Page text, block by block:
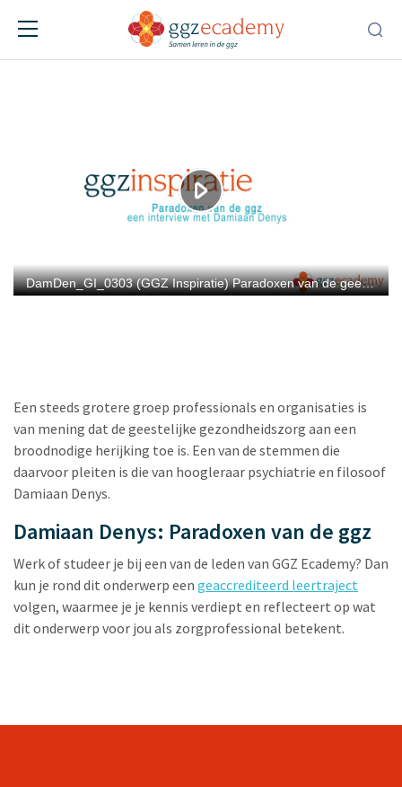
Damiaan Denys: Paradoxen van de ggz
Een steeds grotere groep professionals en organisaties is
van mening dat de geestelijke gezondheidszorg aan een
broodnodige herijking toe is. Een van de stemmen die
daarvoor pleiten is die van hoogleraar psychiatrie en filosoof
Damiaan Denys.
Damiaan Denys: Paradoxen van de ggz
Werk of studeer je bij een van de leden van GGZ Ecademy? Dan
kun je rond dit onderwerp een geaccrediteerd leertraject
volgen, waarmee je je kennis verdiept en reflecteert op wat
dit onderwerp voor jou als zorgprofessional betekent.